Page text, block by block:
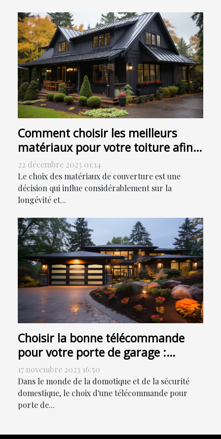
Comment choisir les meilleurs
matériaux pour votre toiture afin
de réduire le besoin de
démoussage
22 décembre 2023 01:14
Le choix des matériaux de couverture est une
décision qui influe considérablement sur la
longévité et...
Choisir la bonne télécommande
pour votre porte de garage :
critères et options
17 novembre 2023 16:50
Dans le monde de la domotique et de la sécurité
domestique, le choix d'une télécommande pour
porte de...